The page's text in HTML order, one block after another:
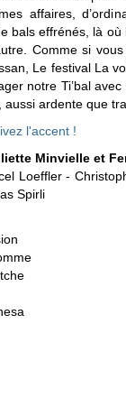
affaires,
bals effrénés, là où
Comme si
Le festival La
notre Ti’bal
ardente que
l'accent !
Minvielle et
Loeffler -
Spirli